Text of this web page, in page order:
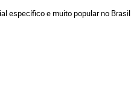
específico e muito popular no Brasil